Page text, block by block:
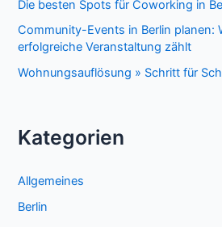
Die besten Spots für Coworking in
Community-Events in Berlin planen:
erfolgreiche Veranstaltung zählt
Wohnungsauflösung » Schritt für
Kategorien
Allgemeines
Berlin